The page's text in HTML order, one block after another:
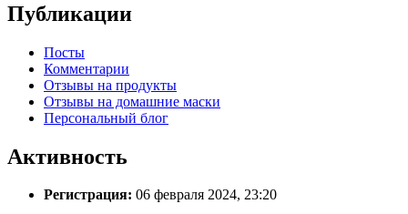
Публикации
Посты
Комментарии
Отзывы на продукты
Отзывы на домашние маски
Персональный блог
Активность
Регистрация: 06 февраля 2024, 23:20